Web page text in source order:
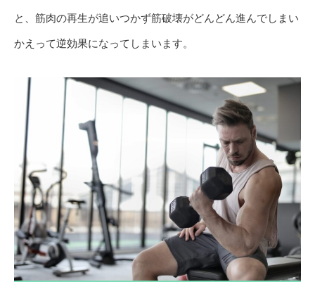
と、筋肉の再生が追いつかず筋破壊がどんどん進んでしまい
かえって逆効果になってしまいます。